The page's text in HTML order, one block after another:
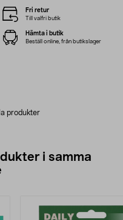
produkter
Fri retur
Till valfri butik
Hämta i butik
Beställ online, från butikslager
i samma